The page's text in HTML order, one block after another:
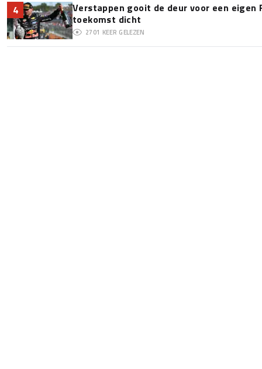
4
Verstappen gooit de deur voor een eigen
toekomst dicht
2701 KEER GELEZEN